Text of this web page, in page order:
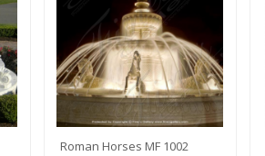
Roman Horses MF 1002